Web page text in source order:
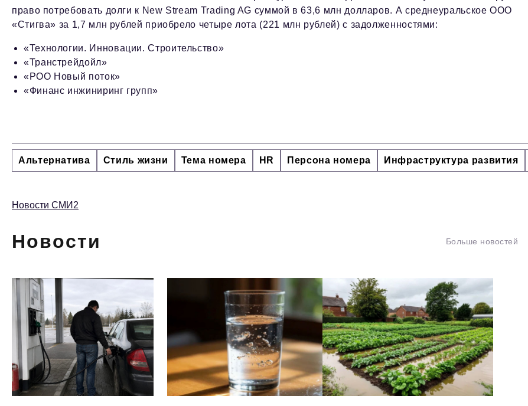
право потребовать долги к New Stream Trading AG суммой в 63,6 млн долларов. А среднеуральское ООО
«Стигва» за 1,7 млн рублей приобрело четыре лота (221 млн рублей) с задолженностями:
«Технологии. Инновации. Строительство»
«Транстрейдойл»
«РОО Новый поток»
«Финанс инжиниринг групп»
Альтернатива Стиль жизни Тема номера HR Персона номера Инфраструктура развития
Новости СМИ2
Новости Больше новостей